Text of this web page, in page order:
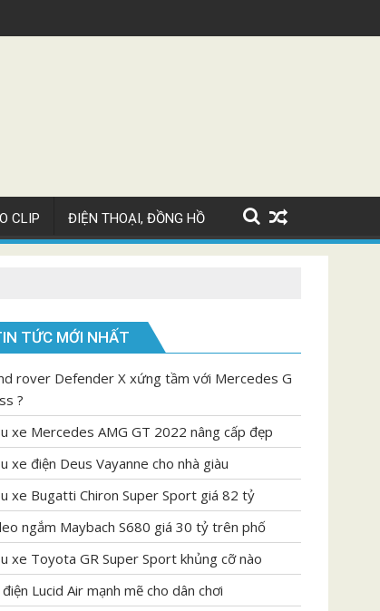
CLIP ĐIỆN THOẠI, ĐỒNG HỒ
TỨC MỚI NHẤT
rover Defender X xứng tầm với Mercedes G
?
xe Mercedes AMG GT 2022 nâng cấp đẹp
xe điện Deus Vayanne cho nhà giàu
xe Bugatti Chiron Super Sport giá 82 tỷ
ngắm Maybach S680 giá 30 tỷ trên phố
xe Toyota GR Super Sport khủng cỡ nào
Lucid Air mạnh mẽ cho dân chơi